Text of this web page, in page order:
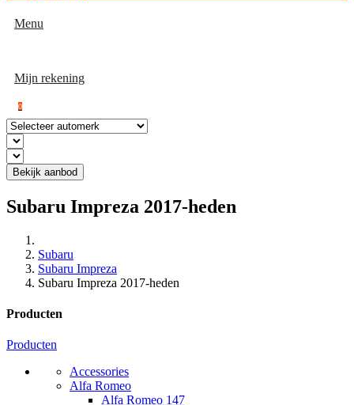
Menu
Mijn rekening
0
Bekijk aanbod
Subaru Impreza 2017-heden
Subaru
Subaru Impreza
Subaru Impreza 2017-heden
Producten
Producten
Accessories
Alfa Romeo
Alfa Romeo 147